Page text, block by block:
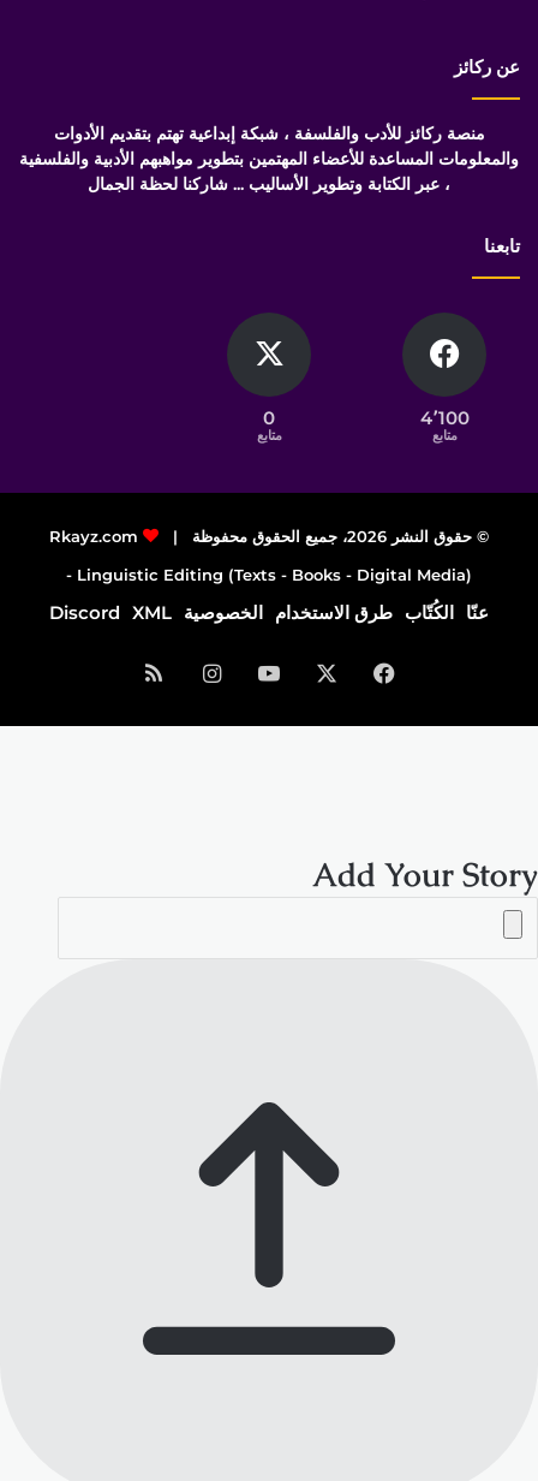
عن ركائز
منصة ركائز للأدب والفلسفة ، شبكة إبداعية تهتم بتقديم الأدوات
والمعلومات المساعدة للأعضاء المهتمين بتطوير مواهبهم الأدبية والفلسفية
، عبر الكتابة وتطوير الأساليب ... شاركنا لحظة الجمال
تابعنا
4٬100
متابع
0
متابع
© حقوق النشر 2026، جميع الحقوق محفوظة |
Rkayz.com
Linguistic Editing (Texts - Books - Digital Media) -
عنّا الكُتّاب طرق الاستخدام الخصوصية XML
Discord
فيسبوك ‫YouTubeانستقرامملخص
الموقع
Add Your Story